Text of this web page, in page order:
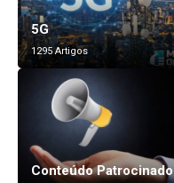
5G
1295 Artigos
Conteúdo Patrocinado